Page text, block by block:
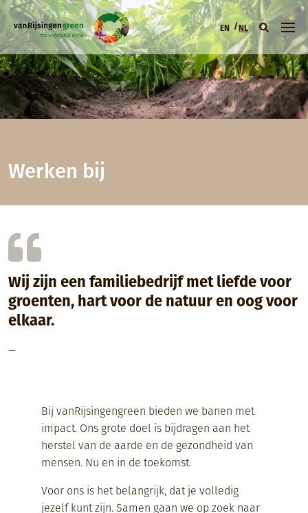
Overslaan en naar de inhoud gaan
Hoofdmenu
EN NL
Werken bij
Wij zijn een familiebedrijf met liefde voor
groenten, hart voor de natuur en oog voor
elkaar.
—
Bij vanRijsingengreen bieden we banen met
impact. Ons grote doel is bijdragen aan het
herstel van de aarde en de gezondheid van
mensen. Nu en in de toekomst.
Voor ons is het belangrijk, dat je volledig
jezelf kunt zijn. Samen gaan we op zoek naar